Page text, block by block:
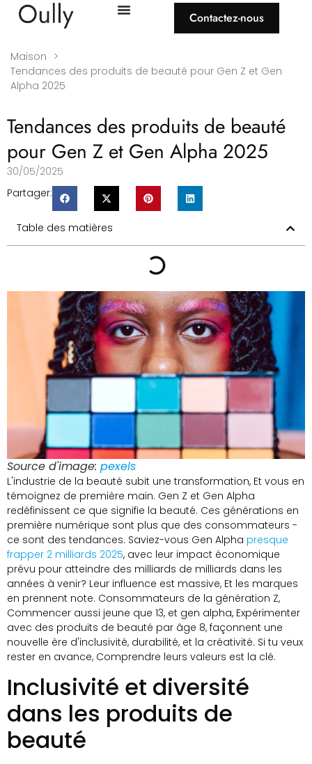
Contactez-nous
Maison >
Tendances des produits de beauté pour Gen Z et Gen
Alpha 2025
Tendances des produits de beauté
pour Gen Z et Gen Alpha 2025
30/05/2025
Partager:
Table des matières
Source d'image: pexels
L'industrie de la beauté subit une transformation, Et vous en
témoignez de première main. Gen Z et Gen Alpha
redéfinissent ce que signifie la beauté. Ces générations en
première numérique sont plus que des consommateurs -
ce sont des tendances. Saviez-vous Gen Alpha presque
frapper 2 milliards 2025, avec leur impact économique
prévu pour atteindre des milliards de milliards dans les
années à venir? Leur influence est massive, Et les marques
en prennent note. Consommateurs de la génération Z,
Commencer aussi jeune que 13, et gen alpha, Expérimenter
avec des produits de beauté par âge 8, façonnent une
nouvelle ère d'inclusivité, durabilité, et la créativité. Si tu veux
rester en avance, Comprendre leurs valeurs est la clé.
Inclusivité et diversité
dans les produits de
beauté